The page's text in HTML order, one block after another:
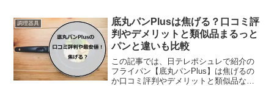
なが家にいる時間が増えると、料理をす
るのも大変ですよね。なかで...
調理器具
底丸パンPlusは焦げる？口コミ評
判やデメリットと類似品まるっと
パンと違いも比較
この記事では、日テレポシュレで紹介の
フライパン【底丸パンPlus】は焦げるの
か口コミ評判やデメリットと類似品など